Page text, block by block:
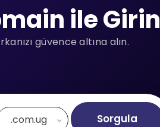
ile Girin
güvence altına alın.
.com.ug Sorgula